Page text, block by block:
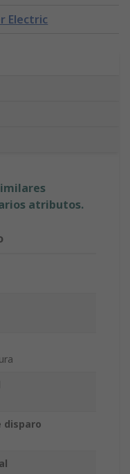
Electric
atributos.
disparo